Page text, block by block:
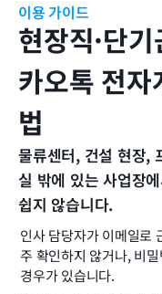
이용 가이드
현장직·단
카오톡 전
법
물류센터, 건설 현장,
실 밖에 있는 사업장
쉽지 않습니다.
인사 담당자가 이메일로
주 확인하지 않거나, 비
경우가 있습니다.